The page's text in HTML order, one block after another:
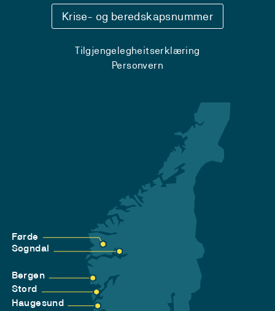
Krise- og beredskapsnummer
Tilgjengelegheitserklæring
Personvern
Førde
Sogndal
Bergen
Stord
Haugesund